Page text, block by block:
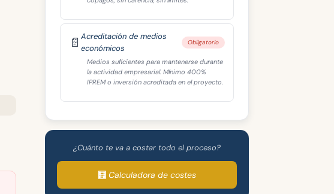
📄 Acreditación de medios
económicos
Obligatorio
Medios suficientes para mantenerse durante
la actividad empresarial. Mínimo 400%
IPREM o inversión acreditada en el proyecto.
¿Cuánto te va a costar todo el proceso?
🧮 Calculadora de costes